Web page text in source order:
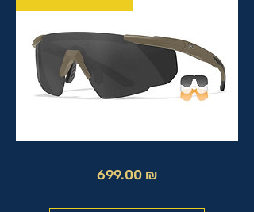
699.00 ₪מחיר